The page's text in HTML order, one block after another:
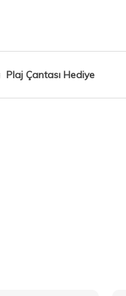
Plaj Çantası Hediye